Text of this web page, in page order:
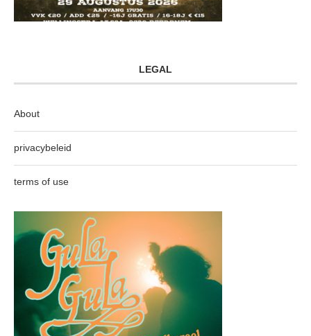
LEGAL
About
privacybeleid
terms of use